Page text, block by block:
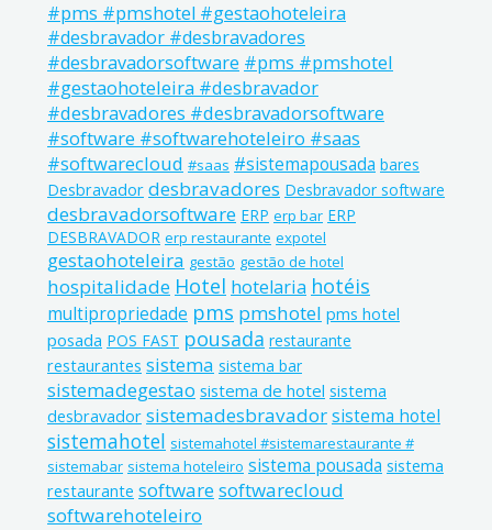
#pms #pmshotel #gestaohoteleira
#desbravador #desbravadores
#desbravadorsoftware #pms #pmshotel
#gestaohoteleira #desbravador
#desbravadores #desbravadorsoftware
#software #softwarehoteleiro #saas
#softwarecloud #saas #sistemapousada bares
Desbravador desbravadores Desbravador software
desbravadorsoftware ERP erp bar ERP
DESBRAVADOR erp restaurante expotel
gestaohoteleira gestão gestão de hotel
hospitalidade Hotel hotelaria hotéis
multipropriedade pms pmshotel pms hotel
posada POS FAST pousada restaurante
restaurantes sistema sistema bar
sistemadegestao sistema de hotel sistema
desbravador sistemadesbravadorsistema hotel
sistemahotel sistemahotel #sistemarestaurante #
sistemabar sistema hoteleiro sistema pousada sistema
restaurante softwaresoftwarecloud
softwarehoteleiro